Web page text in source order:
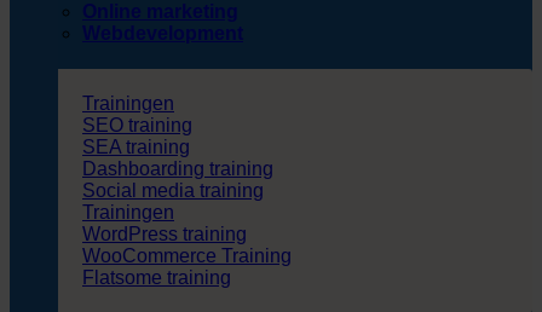
Online marketing
Webdevelopment
Trainingen
SEO training
SEA training
Dashboarding training
Social media training
Trainingen
WordPress training
WooCommerce Training
Flatsome training